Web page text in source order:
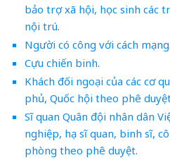
bảo trợ xã hội, học sinh các
nội trú.
Người có công với cách mạng.
Cựu chiến binh.
Khách đối ngoại của các cơ
phủ, Quốc hội theo phê
Sĩ quan Quân đội nhân dân
nghiệp, hạ sĩ quan, binh sĩ,
phòng theo phê duyệt.